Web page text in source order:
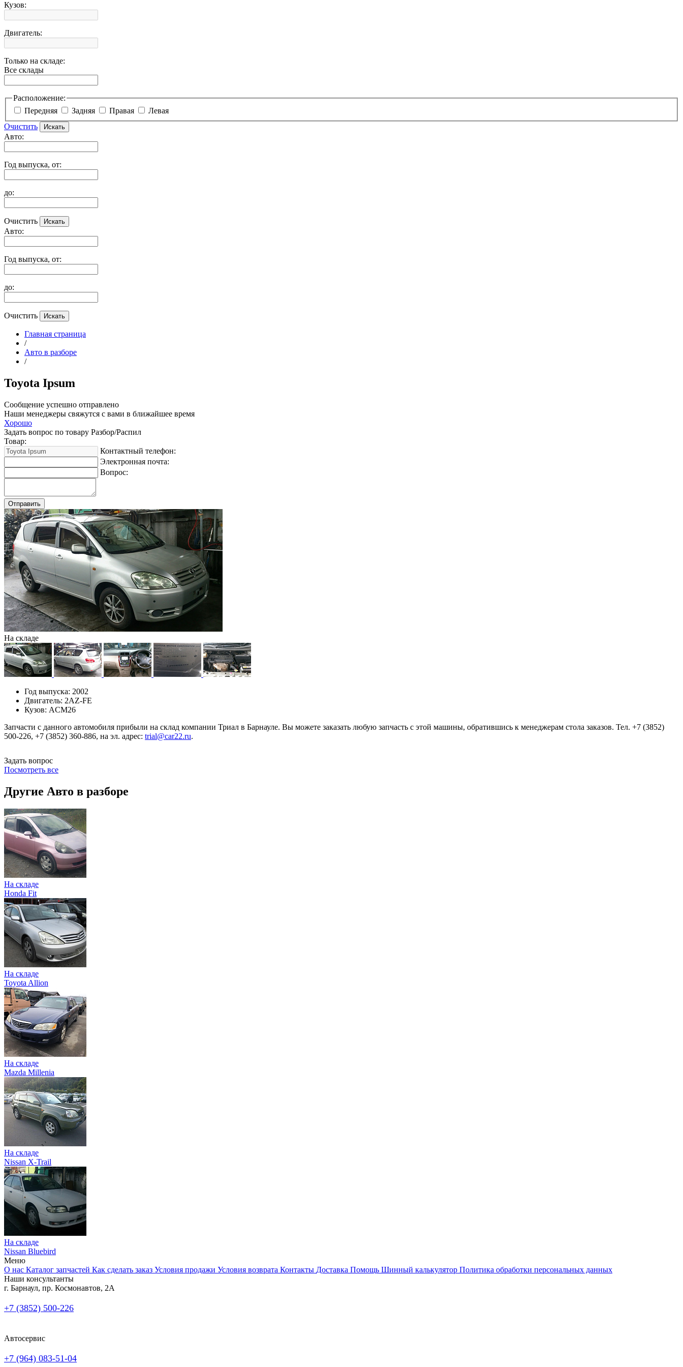
Кузов:
Двигатель:
Только на складе:
Все склады
Расположение:
Передняя
Задняя Правая
Левая
Очистить
Авто:
Год выпуска, от:
до:
Очистить
Авто:
Год выпуска, от:
до:
Очистить
Главная страница
/
Авто в разборе
/
Toyota Ipsum
Сообщение успешно отправлено
Наши менеджеры свяжутся с вами в ближайшее время
Хорошо
Задать вопрос по товару Разбор/Распил
Товар:
Контактный телефон:
Электронная почта:
Вопрос:
На складе
Год выпуска: 2002
Двигатель: 2AZ-FE
Кузов: ACM26
Запчасти с данного автомобиля прибыли на склад компании Триал в Барнауле. Вы можете заказать любую запчасть с этой машины, обратившись к менеджерам стола заказов. Тел. +7 (3852)
500-226, +7 (3852) 360-886, на эл. адрес: trial@car22.ru.
Задать вопрос
Посмотреть все
Другие Авто в разборе
На складе
Honda Fit
На складе
Toyota Allion
На складе
Mazda Millenia
На складе
Nissan X-Trail
На складе
Nissan Bluebird
Меню
О нас Каталог запчастей Как сделать заказ Условия продажи Условия возврата Контакты Доставка Помощь Шинный калькулятор Политика обработки персональных данных
Наши консультанты
г. Барнаул, пр. Космонавтов, 2А
+7 (3852) 500-226
Автосервис
+7 (964) 083-51-04